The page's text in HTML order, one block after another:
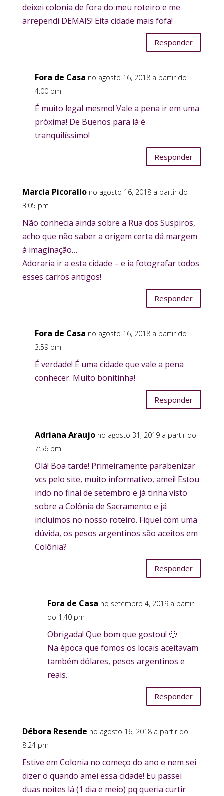
deixei colonia de fora do meu roteiro e me
arrependi DEMAIS! Eita cidade mais fofa!
Responder
Fora de Casa no agosto 16, 2018 a partir do
4:00 pm
É muito legal mesmo! Vale a pena ir em uma
próxima! De Buenos para lá é
tranquilíssimo!
Responder
Marcia Picorallo no agosto 16, 2018 a partir do
3:05 pm
Não conhecia ainda sobre a Rua dos Suspiros,
acho que não saber a origem certa dá margem
à imaginação…
Adoraria ir a esta cidade – e ia fotografar todos
esses carros antigos!
Responder
Fora de Casa no agosto 16, 2018 a partir do
3:59 pm
É verdade! É uma cidade que vale a pena
conhecer. Muito bonitinha!
Responder
Adriana Araujo no agosto 31, 2019 a partir do
7:56 pm
Olá! Boa tarde! Primeiramente parabenizar
vcs pelo site, muito informativo, amei! Estou
indo no final de setembro e já tinha visto
sobre a Colônia de Sacramento e já
incluimos no nosso roteiro. Fiquei com uma
dúvida, os pesos argentinos são aceitos em
Colônia?
Responder
Fora de Casa no setembro 4, 2019 a partir
do 1:40 pm
Obrigada! Que bom que gostou! 🙂
Na época que fomos os locais aceitavam
também dólares, pesos argentinos e
reais.
Responder
Débora Resende no agosto 16, 2018 a partir do
8:24 pm
Estive em Colonia no começo do ano e nem sei
dizer o quando amei essa cidade! Eu passei
duas noites lá (1 dia e meio) pq queria curtir